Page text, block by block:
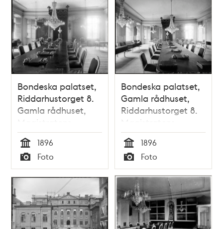
Bondeska palatset,
Riddarhustorget 8.
Gamla rådhuset,
Magistratens
sessionssal
Tid
1896
Typ
Foto
Bondeska palatset,
Gamla rådhuset,
Riddarhustorget 8.
Magistratens
sessionssal
Tid
1896
Typ
Foto